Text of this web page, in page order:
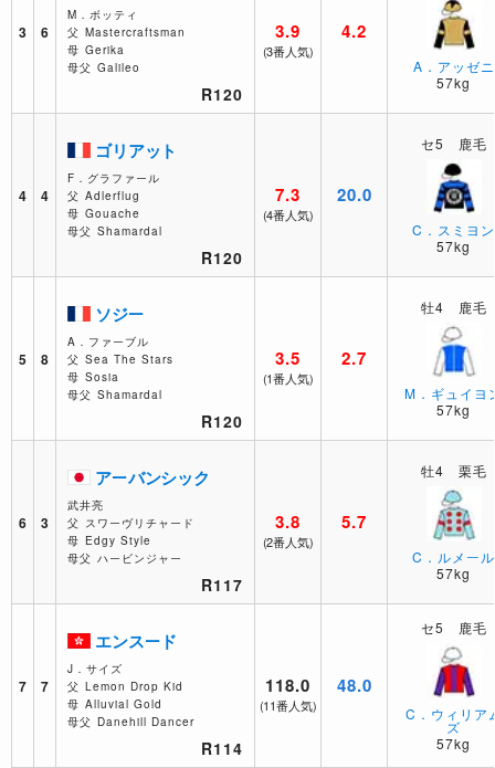
3 6
M．ボッティ
父 Mastercraftsman
母 Gerika
母父 Galileo
R120
3.9
(3番人気)
4.2
A．アッゼニ
57kg
4 4
ゴリアット
F．グラファール
父 Adlerflug
母 Gouache
母父 Shamardal
R120
7.3
(4番人気)
20.0
セ5 鹿毛
C．スミヨン
57kg
5 8
ソジー
A．ファーブル
父 Sea The Stars
母 Sosia
母父 Shamardal
R120
3.5
(1番人気)
2.7
牡4 鹿毛
M．ギュイヨ
57kg
6 3
アーバンシック
武井亮
父 スワーヴリチャード
母 Edgy Style
母父 ハービンジャー
R117
3.8
(2番人気)
5.7
牡4 栗毛
C．ルメール
57kg
7 7
エンスード
J．サイズ
父 Lemon Drop Kid
母 Alluvial Gold
母父 Danehill Dancer
R114
118.0
(11番人気)
48.0
セ5 鹿毛
C．ウィリア
ズ
57kg